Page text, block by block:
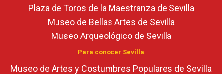
Plaza de Toros de la Maestranza de Sevilla
Museo de Bellas Artes de Sevilla
Museo Arqueológico de Sevilla
Para conocer Sevilla
Museo de Artes y Costumbres Populares de Sevilla